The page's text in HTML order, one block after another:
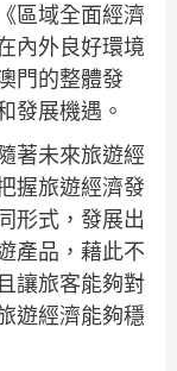
區域全面經濟
內外良好環境
門的整體發
發展機遇。
著未來旅遊經
握旅遊經濟發
形式，發展出
產品，藉此不
讓旅客能夠對
遊經濟能夠穩